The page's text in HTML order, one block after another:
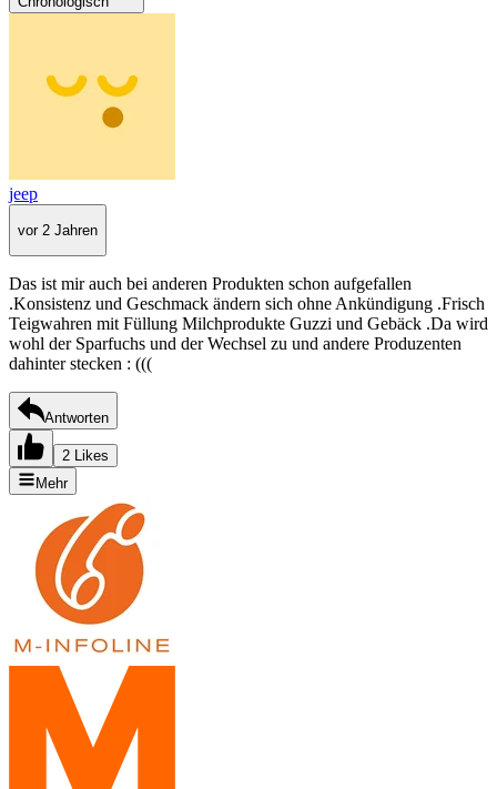
jeep
vor 2 Jahren
Das ist mir auch bei anderen Produkten schon aufgefallen
.Konsistenz und Geschmack ändern sich ohne Ankündigung .Frisch
Teigwahren mit Füllung Milchprodukte Guzzi und Gebäck .Da wird
wohl der Sparfuchs und der Wechsel zu und andere Produzenten
dahinter stecken : (((
Antworten
2 Likes
Mehr